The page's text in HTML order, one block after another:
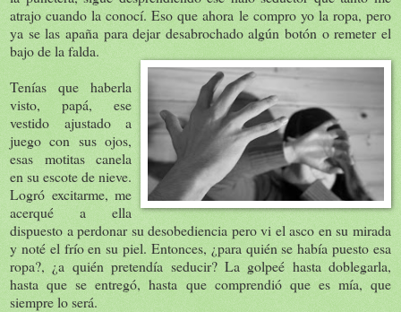
atrajo cuando la conocí. Eso que ahora le compro yo la ropa, pero
ya se las apaña para dejar desabrochado algún botón o remeter el
bajo de la falda.
Tenías que haberla
visto, papá, ese
vestido ajustado a
juego con sus ojos,
esas motitas canela
en su escote de nieve.
Logró excitarme, me
acerqué a ella
dispuesto a perdonar su desobediencia pero vi el asco en su mirada
y noté el frío en su piel. Entonces, ¿para quién se había puesto esa
ropa?, ¿a quién pretendía seducir? La golpeé hasta doblegarla,
hasta que se entregó, hasta que comprendió que es mía, que
siempre lo será.